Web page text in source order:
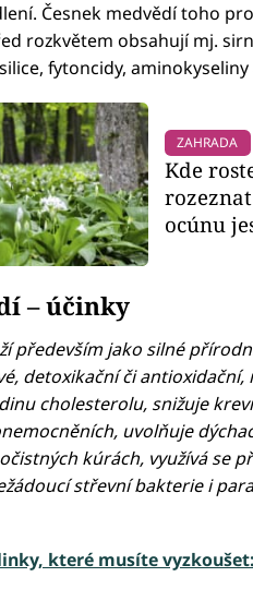
Česnek medvědí toho
rozkvětem obsahují mj.
fytoncidy,
ZAHRADA
Kde
ocúnu
– účinky
především jako silné
detoxikační či
cholesterolu, snižuje
uvolňuje
kúrách, využívá se
střevní bakterie i
které musíte